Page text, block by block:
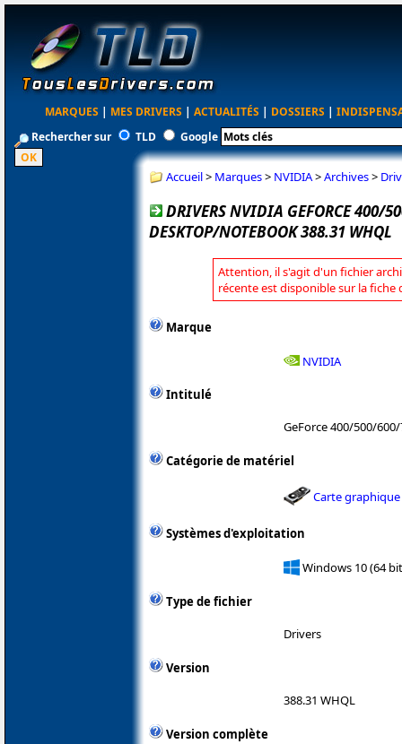
MARQUES | MES DRIVERS | ACTUALITÉS | DOSSIERS |
Rechercher sur
TLD Google
Accueil> Marques> NVIDIA>Archives>
DRIVERS NVIDIA GEFORCE 400/
DESKTOP/NOTEBOOK 388.31 WHQL
Attention, il s'agit d'un fichier
récente est disponible sur la fiche
Marque
NVIDIA
Intitulé
GeForce 400/500/
Catégorie de matériel
Carte graphique
Systèmes d'exploitation
Windows 10 (64
Type de fichier
Drivers
Version
388.31 WHQL
Version complète